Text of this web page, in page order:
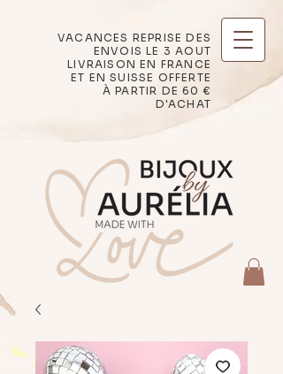
VACANCES REPRISE DES
ENVOIS LE 3 AOUT
LIVRAISON EN FRANCE
ET EN SUISSE OFFERTE
À PARTIR DE 60 €
D'ACHAT